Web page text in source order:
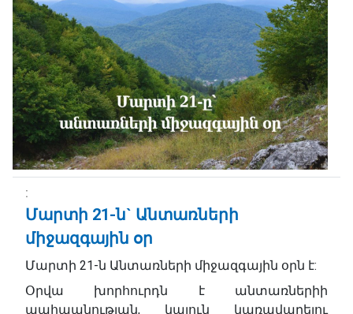
Մարտի 21-ն` Անտառների
միջազգային օր
Մարտի 21-ն Անտառների միջազգային օրն է:
Օրվա խորհուրդն է անտառներիի
պահպանության, կայուն կառավարելու